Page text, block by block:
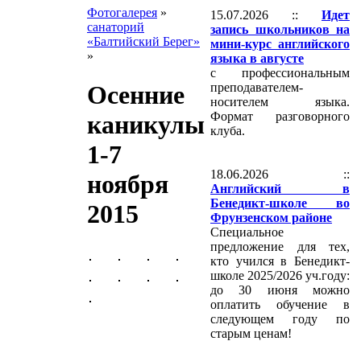
Фотогалерея »
санаторий
«Балтийский Берег»
»
Осенние
каникулы
1-7
ноября
2015
15.07.2026 :: Идет
запись школьников на
мини-курс английского
языка в августе
с профессиональным
преподавателем-
носителем языка.
Формат разговорного
клуба.
18.06.2026 ::
Английский в
Бенедикт-школе во
Фрунзенском районе
Специальное
предложение для тех,
кто учился в Бенедикт-
школе 2025/2026 уч.году:
до 30 июня можно
оплатить обучение в
следующем году по
старым ценам!